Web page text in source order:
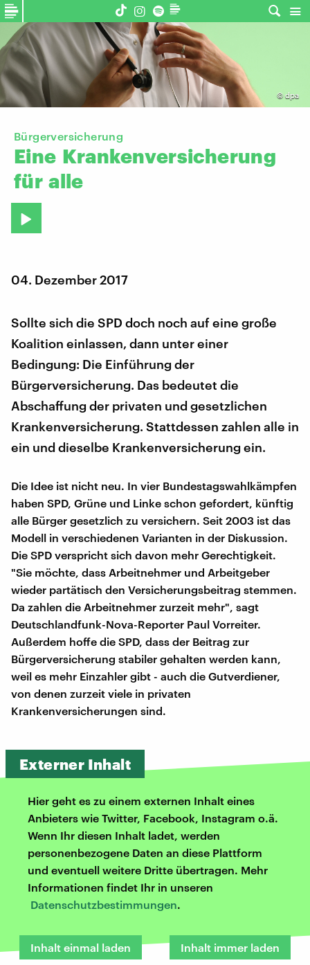
© dpa
Bürgerversicherung
Eine Krankenversicherung
für alle
04. Dezember 2017
Sollte sich die SPD doch noch auf eine große
Koalition einlassen, dann unter einer
Bedingung: Die Einführung der
Bürgerversicherung. Das bedeutet die
Abschaffung der privaten und gesetzlichen
Krankenversicherung. Stattdessen zahlen alle in
ein und dieselbe Krankenversicherung ein.
Die Idee ist nicht neu. In vier Bundestagswahlkämpfen
haben SPD, Grüne und Linke schon gefordert, künftig
alle Bürger gesetzlich zu versichern. Seit 2003 ist das
Modell in verschiedenen Varianten in der Diskussion.
Die SPD verspricht sich davon mehr Gerechtigkeit.
"Sie möchte, dass Arbeitnehmer und Arbeitgeber
wieder partätisch den Versicherungsbeitrag stemmen.
Da zahlen die Arbeitnehmer zurzeit mehr", sagt
Deutschlandfunk-Nova-Reporter Paul Vorreiter.
Außerdem hoffe die SPD, dass der Beitrag zur
Bürgerversicherung stabiler gehalten werden kann,
weil es mehr Einzahler gibt - auch die Gutverdiener,
von denen zurzeit viele in privaten
Krankenversicherungen sind.
Externer Inhalt
Hier geht es zu einem externen Inhalt eines
Anbieters wie Twitter, Facebook, Instagram o.ä.
Wenn Ihr diesen Inhalt ladet, werden
personenbezogene Daten an diese Plattform
und eventuell weitere Dritte übertragen. Mehr
Informationen findet Ihr in unseren
Datenschutzbestimmungen.
Inhalt einmal laden Inhalt immer laden